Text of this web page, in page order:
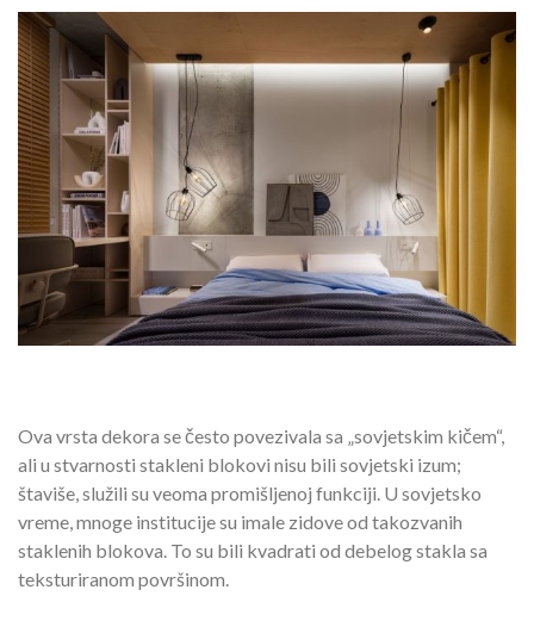
Ova vrsta dekora se često povezivala sa „sovjetskim kičem“,
ali u stvarnosti stakleni blokovi nisu bili sovjetski izum;
štaviše, služili su veoma promišljenoj funkciji. U sovjetsko
vreme, mnoge institucije su imale zidove od takozvanih
staklenih blokova. To su bili kvadrati od debelog stakla sa
teksturiranom površinom.